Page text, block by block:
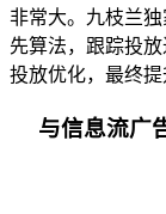
非常大。九枝兰
先算法，跟踪投
投放优化，最终提
与信息流广